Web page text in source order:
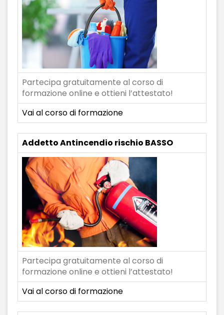
Partecipa gratuitamente al corso di
formazione online e ottieni l’attestato!
Vai al corso di formazione
Addetto Antincendio rischio BASSO
Partecipa gratuitamente al corso di
formazione online e ottieni l’attestato!
Vai al corso di formazione